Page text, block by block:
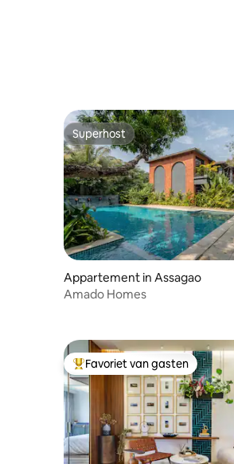
Superhost
Superhost
Appartement in Assagao
Amado Homes
Topfavoriet van gasten
Favoriet van gasten